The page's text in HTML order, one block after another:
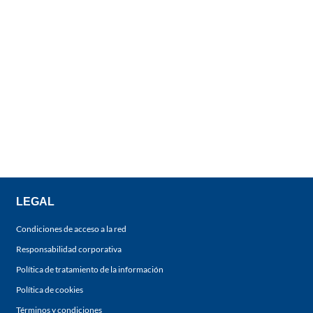
LEGAL
Condiciones de acceso a la red
Responsabilidad corporativa
Política de tratamiento de la información
Política de cookies
Términos y condiciones